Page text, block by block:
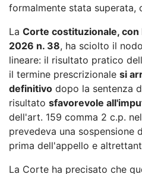
formalmente stata superata,
La Corte costituzionale,
2026 n. 38, ha sciolto il
lineare: il risultato pratico
il termine prescrizionale si
definitivo dopo la sentenza
risultato sfavorevole
dell'art. 159 comma 2 c.p.
prevedeva una sospensione
prima dell'appello e
La Corte ha precisato che